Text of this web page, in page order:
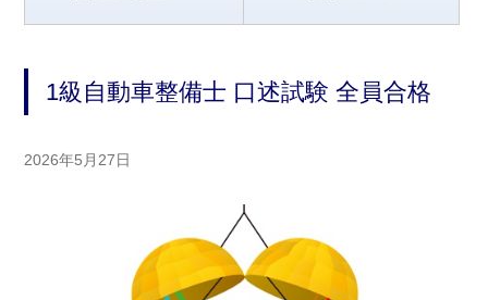
1級自動車整備士 口述試験 全員合格
2026年5月27日